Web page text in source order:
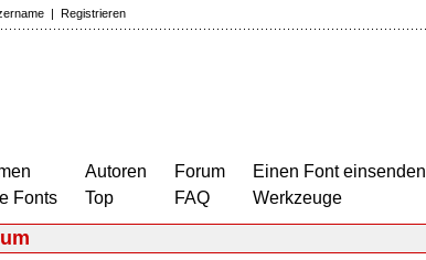
| Registrieren
Fonts
Autoren
Top
Forum
FAQ
Einen Font einsenden
Werkzeuge